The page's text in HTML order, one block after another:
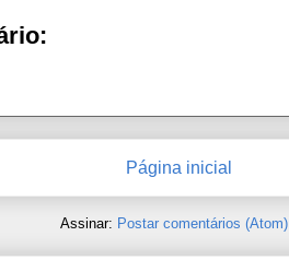
Página inicial
Assinar: Postar comentários (Atom)